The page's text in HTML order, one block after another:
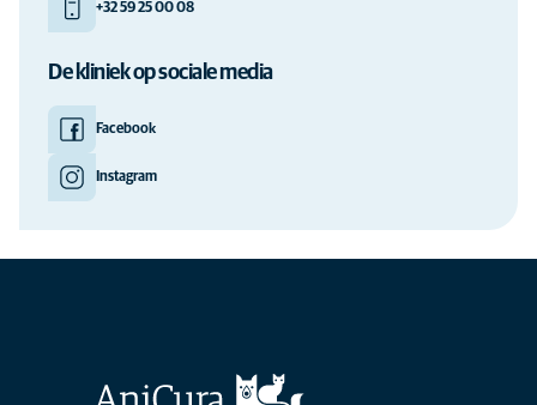
+32 59 25 00 08
De kliniek op sociale media
Facebook
Instagram